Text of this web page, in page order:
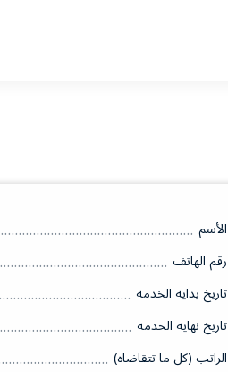
الأسم
رقم الهاتف
تاريخ بدايه الخدمه
تاريخ نهايه الخدمه
الراتب (كل ما تتقاضاه)